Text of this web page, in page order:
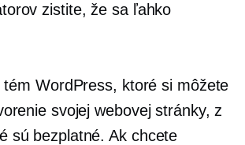
zistite, že sa ľahko
WordPress, ktoré si môžete
svojej webovej stránky, z
sú bezplatné. Ak chcete